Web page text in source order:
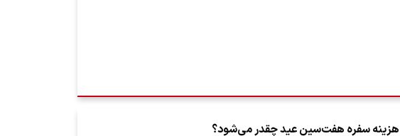
هزینه سفره هفت‌سین عید چقدر می‌شود؟